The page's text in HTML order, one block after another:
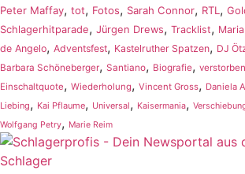
Peter Maffay, tot, Fotos, Sarah Connor, RTL ,
Schlagerhitparade, Jürgen Drews, Tracklist,
de Angelo, Adventsfest, Kastelruther Spatzen, DJ
Barbara Schöneberger, Santiano, Biografie, verstorben
Einschaltquote, Wiederholung, Vincent Gross, Daniela
Liebing, Kai Pflaume, Universal, Kaisermania,
Wolfgang Petry, Marie Reim